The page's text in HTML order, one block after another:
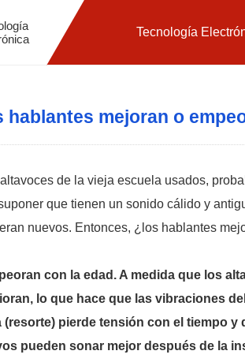
Tecnología
hablantes mejoran o
de la vieja escuela usados,
que tienen un sonido cálido y
nuevos. Entonces, ¿los hablantes
con la edad. A medida que los
lo que hace que las vibraciones
(resorte) pierde tensión con el tiempo
pueden sonar mejor después de la